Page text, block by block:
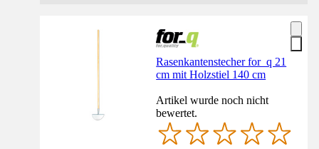
Rasenkantenstecher for_q 21
cm mit Holzstiel 140 cm
Artikel wurde noch nicht
bewertet.